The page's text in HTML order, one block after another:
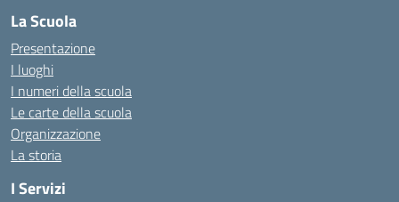
La Scuola
Presentazione
I luoghi
I numeri della scuola
Le carte della scuola
Organizzazione
La storia
I Servizi